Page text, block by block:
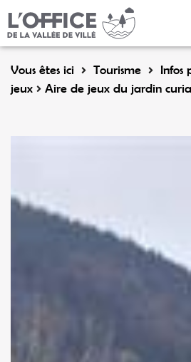
Vous êtes ici Tourisme Infos
jeux
Aire de jeux du jardin
Panneau de gestion des cookies